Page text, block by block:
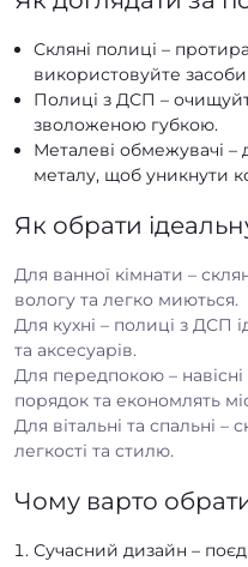
Скляні полиці –
використовуйте
Полиці з ДСП –
зволоженою губкою.
Металеві обмежувачі –
металу, щоб уникнути
Як обрати
Для ванної кімнати –
вологу та легко миються.
Для кухні – полиці з ДСП
та аксесуарів.
Для передпокою –
порядок та економлять
Для вітальні та спальні –
легкості та стилю.
Чому варто
Сучасний дизайн –